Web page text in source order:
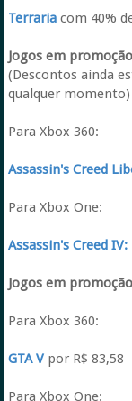
Terrariacom 40%
Jogos em
(Descontos ainda
qualquer momento)
Para Xbox 360:
Assassin's Creed
Para Xbox One:
Assassin's Creed
Jogos em
Para Xbox 360:
GTA Vpor R$ 83,58
Para Xbox One: